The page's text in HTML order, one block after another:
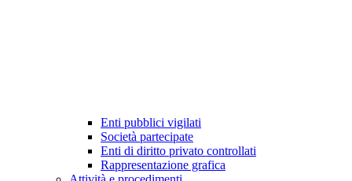
Enti pubblici vigilati
Società partecipate
Enti di diritto privato controllati
Rappresentazione grafica